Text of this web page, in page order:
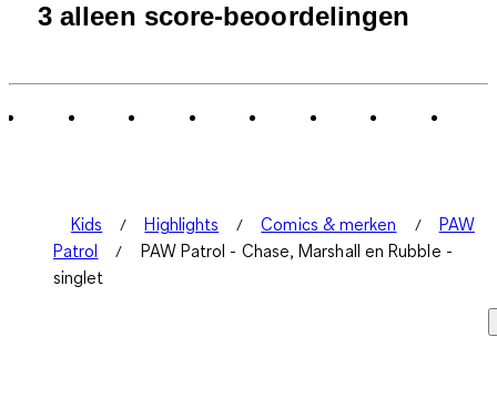
3 alleen score-beoordelingen
Kids Highlights Comics & merken
PAW
Patrol
PAW Patrol - Chase, Marshall en Rubble -
singlet